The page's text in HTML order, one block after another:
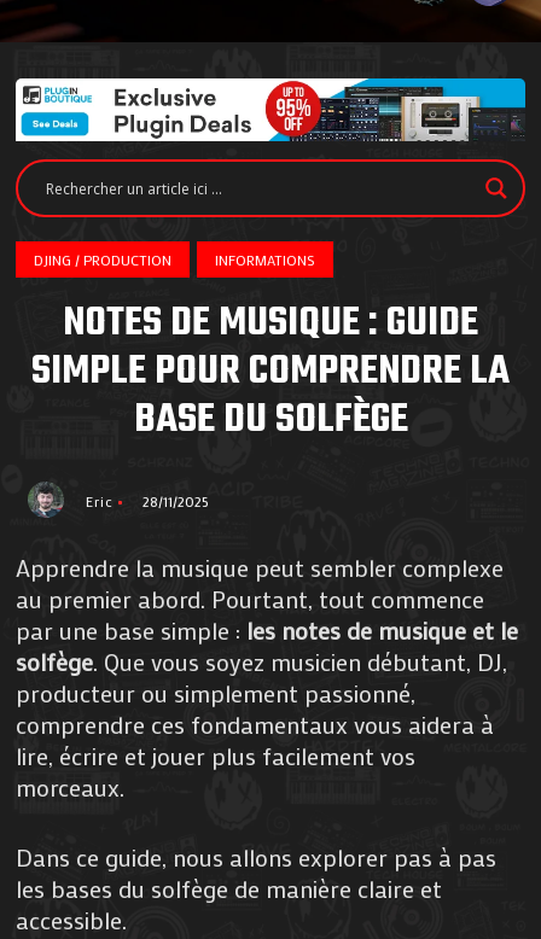
DJING / PRODUCTION INFORMATIONS
NOTES DE MUSIQUE : GUIDE
SIMPLE POUR COMPRENDRE LA
BASE DU SOLFÈGE
Eric 28/11/2025
Apprendre la musique peut sembler complexe
au premier abord. Pourtant, tout commence
par une base simple : les notes de musique et le
solfège. Que vous soyez musicien débutant, DJ,
producteur ou simplement passionné,
comprendre ces fondamentaux vous aidera à
lire, écrire et jouer plus facilement vos
morceaux.
Dans ce guide, nous allons explorer pas à pas
les bases du solfège de manière claire et
accessible.